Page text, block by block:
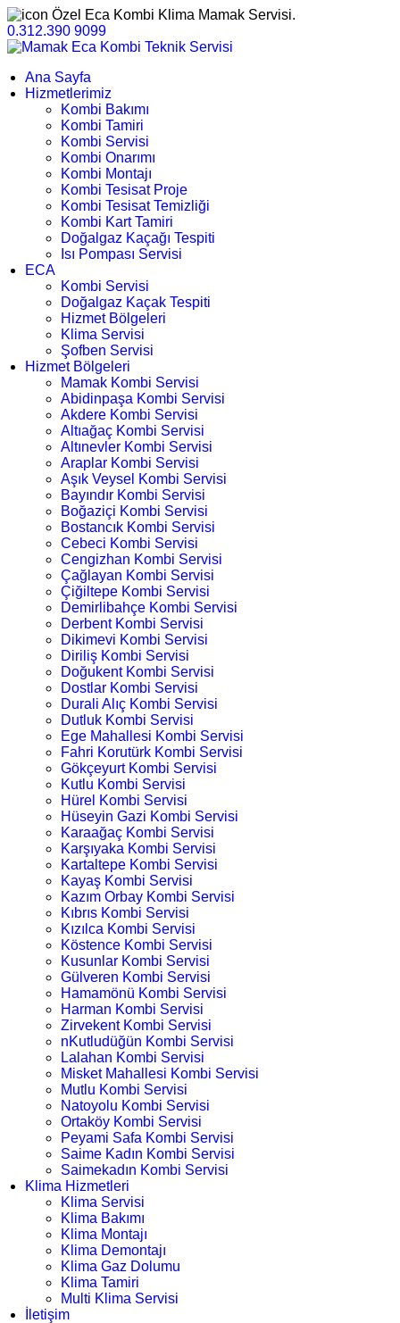
Özel Eca Kombi Klima Mamak Servisi.
0.312.390 9099
Ana Sayfa
Hizmetlerimiz
Kombi Bakımı
Kombi Tamiri
Kombi Servisi
Kombi Onarımı
Kombi Montajı
Kombi Tesisat Proje
Kombi Tesisat Temizliği
Kombi Kart Tamiri
Doğalgaz Kaçağı Tespiti
Isı Pompası Servisi
ECA
Kombi Servisi
Doğalgaz Kaçak Tespiti
Hizmet Bölgeleri
Klima Servisi
Şofben Servisi
Hizmet Bölgeleri
Mamak Kombi Servisi
Abidinpaşa Kombi Servisi
Akdere Kombi Servisi
Altıağaç Kombi Servisi
Altınevler Kombi Servisi
Araplar Kombi Servisi
Aşık Veysel Kombi Servisi
Bayındır Kombi Servisi
Boğaziçi Kombi Servisi
Bostancık Kombi Servisi
Cebeci Kombi Servisi
Cengizhan Kombi Servisi
Çağlayan Kombi Servisi
Çiğiltepe Kombi Servisi
Demirlibahçe Kombi Servisi
Derbent Kombi Servisi
Dikimevi Kombi Servisi
Diriliş Kombi Servisi
Doğukent Kombi Servisi
Dostlar Kombi Servisi
Durali Alıç Kombi Servisi
Dutluk Kombi Servisi
Ege Mahallesi Kombi Servisi
Fahri Korutürk Kombi Servisi
Gökçeyurt Kombi Servisi
Kutlu Kombi Servisi
Hürel Kombi Servisi
Hüseyin Gazi Kombi Servisi
Karaağaç Kombi Servisi
Karşıyaka Kombi Servisi
Kartaltepe Kombi Servisi
Kayaş Kombi Servisi
Kazım Orbay Kombi Servisi
Kıbrıs Kombi Servisi
Kızılca Kombi Servisi
Köstence Kombi Servisi
Kusunlar Kombi Servisi
Gülveren Kombi Servisi
Hamamönü Kombi Servisi
Harman Kombi Servisi
Zirvekent Kombi Servisi
nKutludüğün Kombi Servisi
Lalahan Kombi Servisi
Misket Mahallesi Kombi Servisi
Mutlu Kombi Servisi
Natoyolu Kombi Servisi
Ortaköy Kombi Servisi
Peyami Safa Kombi Servisi
Saime Kadın Kombi Servisi
Saimekadın Kombi Servisi
Klima Hizmetleri
Klima Servisi
Klima Bakımı
Klima Montajı
Klima Demontajı
Klima Gaz Dolumu
Klima Tamiri
Multi Klima Servisi
İletişim